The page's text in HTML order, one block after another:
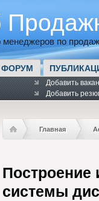
по
ФОРУМ
Добавить
Добавить
Главная
Построение
системы